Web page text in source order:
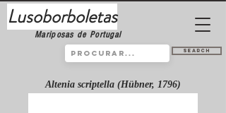
Lusoborboletas
Mariposas de Portugal
Search
Altenia scriptella (Hübner, 1796)